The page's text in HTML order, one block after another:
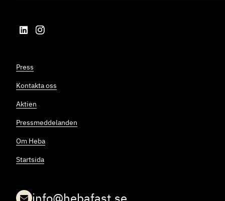
Press
Kontakta oss
Aktien
Pressmeddelanden
Om Heba
Startsida